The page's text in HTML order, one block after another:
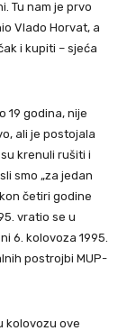
Tu nam je prvo
Vlado Horvat, a
i kupiti – sjeća
19 godina, nije
ali je postojala
krenuli rušiti i
smo „za jedan
četiri godine
vratio se u
6. kolovoza 1995.
postrojbi MUP-
kolovozu ove